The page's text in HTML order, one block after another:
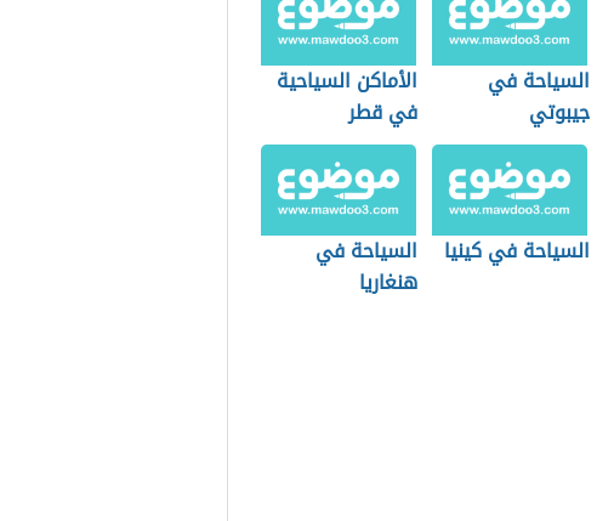
السياحة في
جيبوتي
الأماكن السياحية
في قطر
السياحة في كينيا
السياحة في
هنغاريا